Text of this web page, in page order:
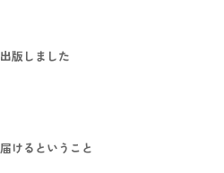
版しました
けるということ